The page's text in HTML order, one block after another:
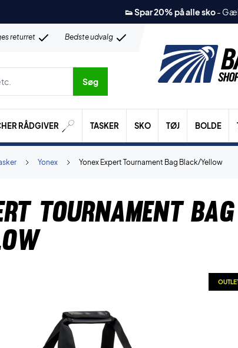
👟 Spar 20% på alle sko-
returret Bedste udvalg
Søg
RÅDGIVER TASKER SKO TØJ BOLDE
Yonex Expert Tournament Bag Black/Yellow
Yonex
Tournament Bag